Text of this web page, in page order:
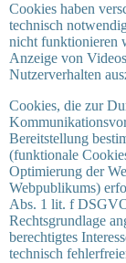
Cookies haben
technisch
nicht funktionieren
Anzeige von
Nutzerverhalten
Cookies, die zur
Bereitstellung
(funktionale
Optimierung der
Webpublikums)
Abs. 1 lit. f
Rechtsgrundlage
berechtigtes
technisch